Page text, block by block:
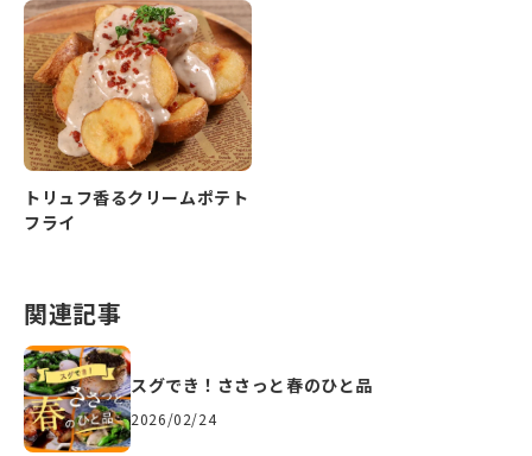
トリュフ香るクリームポテト
フライ
関連記事
スグでき！ささっと春のひと品
2026/02/24